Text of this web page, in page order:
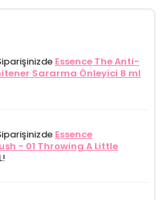
Essence The Anti-
Sararma Önleyici 8 ml
Essence
- 01 Throwing A Little